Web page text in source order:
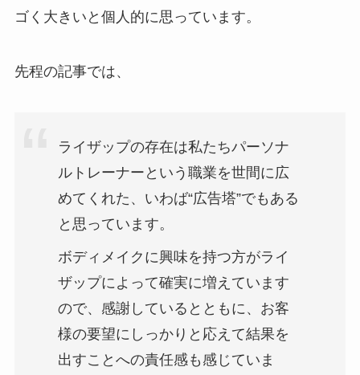
ゴく大きいと個人的に思っています。
先程の記事では、
ライザップの存在は私たちパーソナ
ルトレーナーという職業を世間に広
めてくれた、いわば“広告塔”でもある
と思っています。
ボディメイクに興味を持つ方がライ
ザップによって確実に増えています
ので、感謝しているとともに、お客
様の要望にしっかりと応えて結果を
出すことへの責任感も感じていま